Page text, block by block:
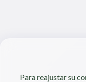
Para reajustar su